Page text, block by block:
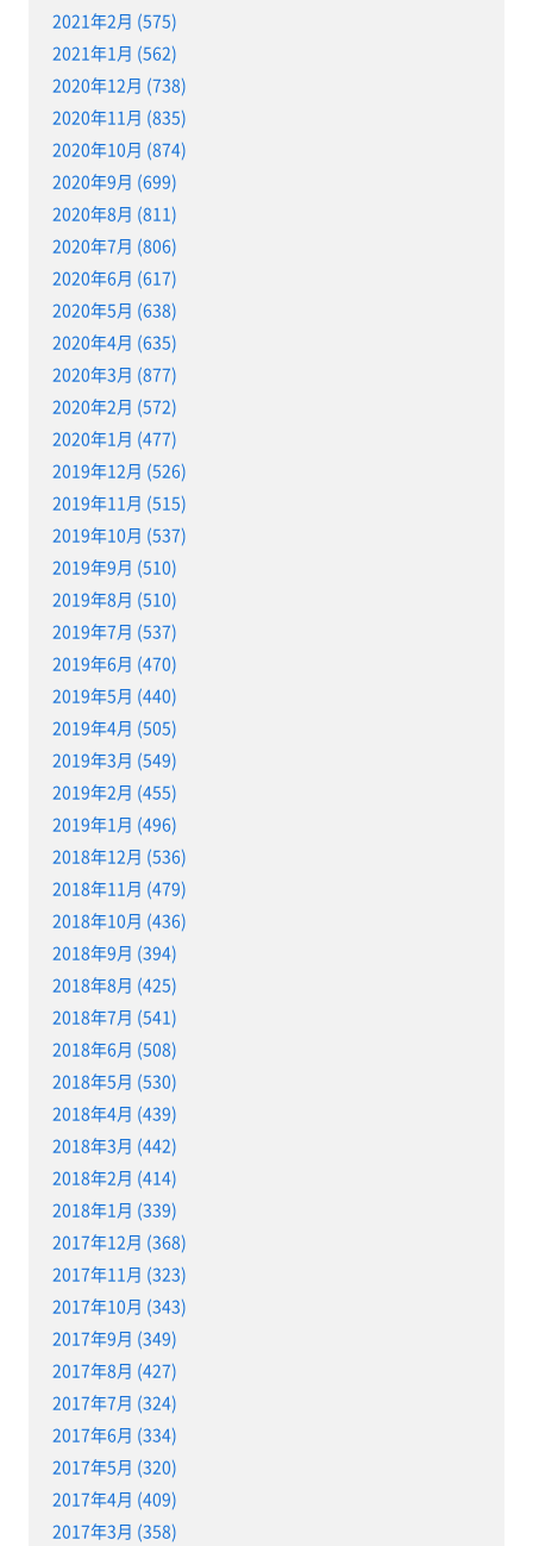
2021年2月 (575)
2021年1月 (562)
2020年12月 (738)
2020年11月 (835)
2020年10月 (874)
2020年9月 (699)
2020年8月 (811)
2020年7月 (806)
2020年6月 (617)
2020年5月 (638)
2020年4月 (635)
2020年3月 (877)
2020年2月 (572)
2020年1月 (477)
2019年12月 (526)
2019年11月 (515)
2019年10月 (537)
2019年9月 (510)
2019年8月 (510)
2019年7月 (537)
2019年6月 (470)
2019年5月 (440)
2019年4月 (505)
2019年3月 (549)
2019年2月 (455)
2019年1月 (496)
2018年12月 (536)
2018年11月 (479)
2018年10月 (436)
2018年9月 (394)
2018年8月 (425)
2018年7月 (541)
2018年6月 (508)
2018年5月 (530)
2018年4月 (439)
2018年3月 (442)
2018年2月 (414)
2018年1月 (339)
2017年12月 (368)
2017年11月 (323)
2017年10月 (343)
2017年9月 (349)
2017年8月 (427)
2017年7月 (324)
2017年6月 (334)
2017年5月 (320)
2017年4月 (409)
2017年3月 (358)